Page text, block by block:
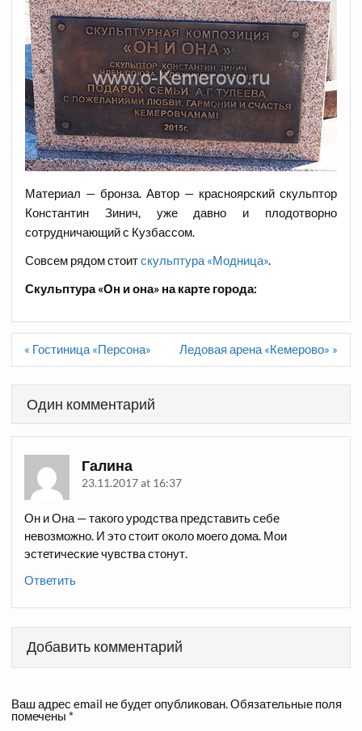
Материал — бронза. Автор — красноярский скульптор
Константин Зинич, уже давно и плодотворно
сотрудничающий с Кузбассом.
Совсем рядом стоитскульптура «Модница».
Скульптура «Он и она» на карте города:
Навигация
« Гостиница «Персона» Ледовая арена «Кемерово» »
Один комментарий
Галина
23.11.2017 at 16:37
Он и Она — такого уродства представить себе
невозможно. И это стоит около моего дома. Мои
эстетические чувства стонут.
Ответить
Добавить комментарий
Ваш адрес email не будет опубликован.Обязательные поля
помечены *